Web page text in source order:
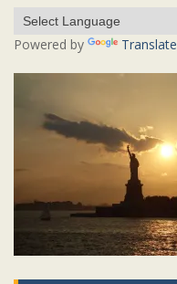
Powered by Translate